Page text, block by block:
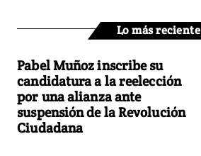
Lo más reciente
Pabel Muñoz inscribe su
candidatura a la reelección
por una alianza ante
suspensión de la Revolución
Ciudadana